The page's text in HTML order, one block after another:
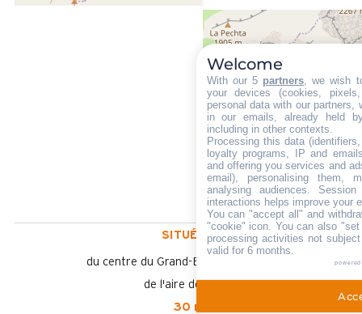
SITUÉ À :
du centre du Grand-Bornand Chinaillon
de l'aire de loisirs
30 m
Welcome
With our 5 partners, we wish
your devices (cookies,
personal data with our partners,
in our emails, already held
including in other contexts.
Processing this data
loyalty programs, IP and
and offering you services and
email), personalising them,
analysing audiences.
interactions helps improve your
You can "accept all" and
"cookie" icon. You can also
processing activities not
valid for 6 months.